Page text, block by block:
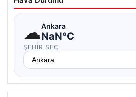
☁Ankara
NaN°C
ŞEHIR SEÇ